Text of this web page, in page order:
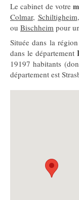
Le cabinet de votre
Colmar, Schiltigheim,
ou Bischheim pour
Située dans la région
dans le département
19197 habitants
département est